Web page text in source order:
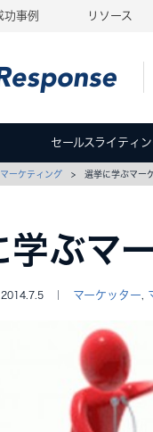
功事例 リソース
セールスライティ
マーケティング > 選挙に学ぶマー
学ぶマ
2014.7.5 ｜ マーケッター